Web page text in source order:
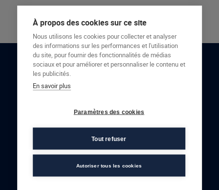
RESTONS EN CONTACT
À propos des cookies sur ce site
Nous utilisons les cookies pour collecter et analyser
des informations sur les performances et l'utilisation
du site, pour fournir des fonctionnalités de médias
sociaux et pour améliorer et personnaliser le contenu et
les publicités.
En savoir plus
Paramètres des cookies
Tout refuser
Autoriser tous les cookies